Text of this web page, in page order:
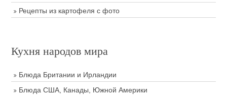
Рецепты из картофеля с фото
Кухня народов мира
Блюда Британии и Ирландии
Блюда США, Канады, Южной Америки